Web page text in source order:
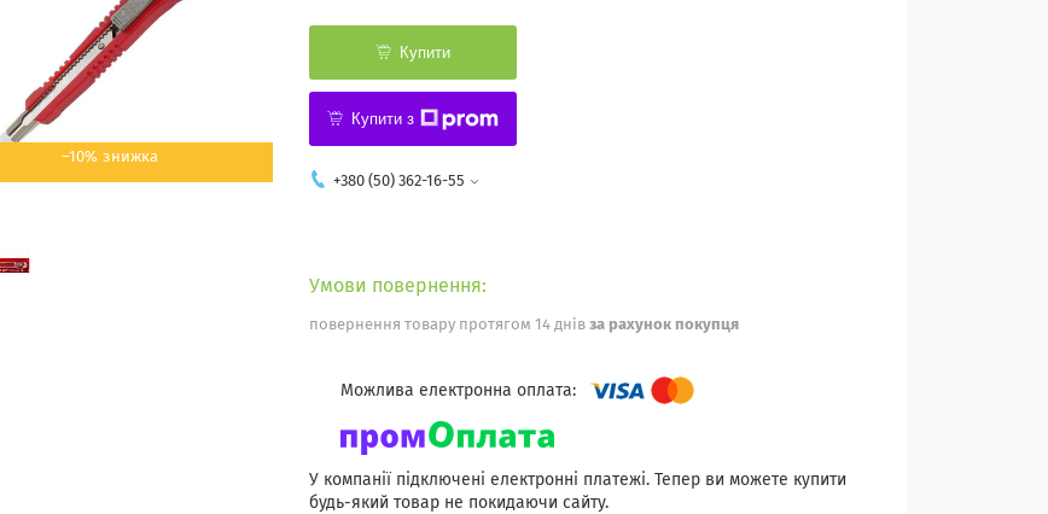
–10%
Купити
Купити з
+380 (50) 362-16-55
повернення товару протягом 14 днів за рахунок покупця
У компанії підключені електронні платежі. Тепер ви можете купити
будь-який товар не покидаючи сайту.